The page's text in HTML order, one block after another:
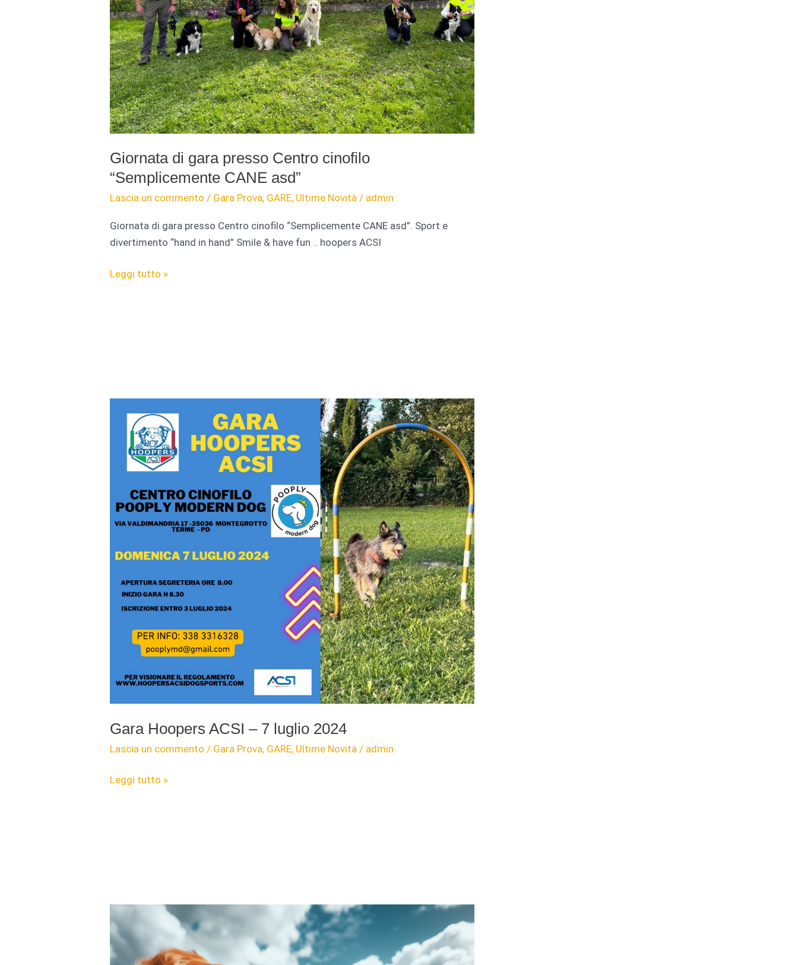
Giornata di gara presso Centro cinofilo
“Semplicemente CANE asd”
Lascia un commento / Gara Prova, GARE, Ultime Novità / admin
Giornata di gara presso Centro cinofilo “Semplicemente CANE asd”. Sport e
divertimento “hand in hand” Smile & have fun .. hoopers ACSI
Giornata
Leggi tutto »
Gara Hoopers ACSI – 7 luglio 2024
Lascia un commento / Gara Prova, GARE, Ultime Novità / admin
Gara
Leggi tutto »